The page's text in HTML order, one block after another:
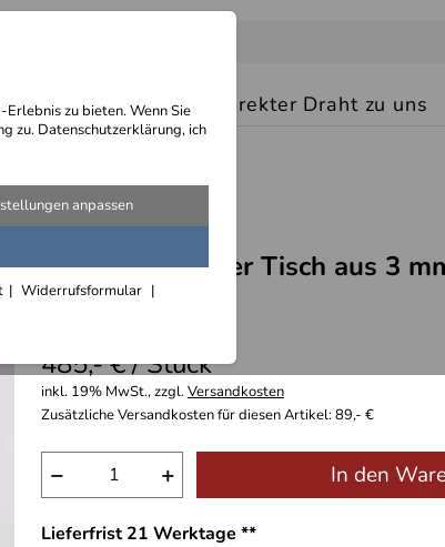
zu bieten. Wenn Sie
zu. Datenschutzerklärung, ich
anpassen
Widerrufsformular
@ Kontakt: Ihr direkter Draht zu uns
rollbarer Drucker Tisch aus 3
485,- € / Stück
inkl. 19% MwSt., zzgl.Versandkosten
Zusätzliche Versandkosten für diesen Artikel: 89,- €
− + In den
Lieferfrist 21 Werktage **